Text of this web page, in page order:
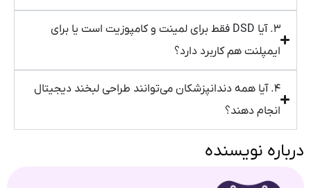
۳. آیا DSD فقط برای لمینت و کامپوزیت است یا برای
ایمپلنت هم کاربرد دارد؟
۴. آیا همه دندانپزشکان می‌توانند طراحی لبخند دیجیتال
انجام دهند؟
درباره نویسنده